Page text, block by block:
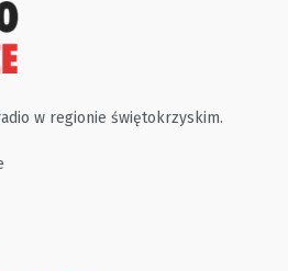
w regionie świętokrzyskim.